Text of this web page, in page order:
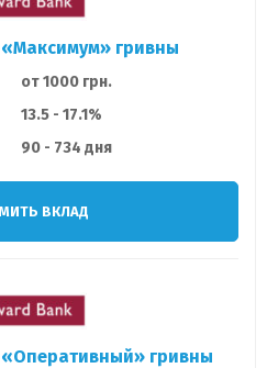
гривны
от 1000 грн.
13.5 - 17.1%
90 - 734 дня
ВКЛАД
гривны